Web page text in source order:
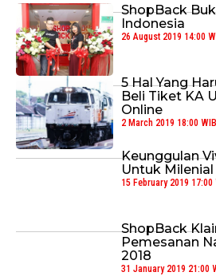
ShopBack
Indonesia
26 August 2019 14:00
5 Hal Yang
Beli Tiket KA
Online
2 March 2019 18:00 WIB
Keunggulan
Untuk
15 February 2019 17:00
ShopBack
Pemesanan
2018
31 January 2019 21:00